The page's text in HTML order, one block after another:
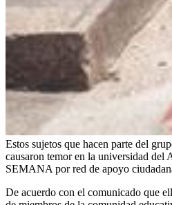
Estos sujetos que hacen parte del
causaron temor en la universidad del
SEMANA por red de apoyo
De acuerdo con el comunicado que